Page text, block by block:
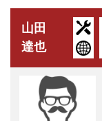
山田
達也